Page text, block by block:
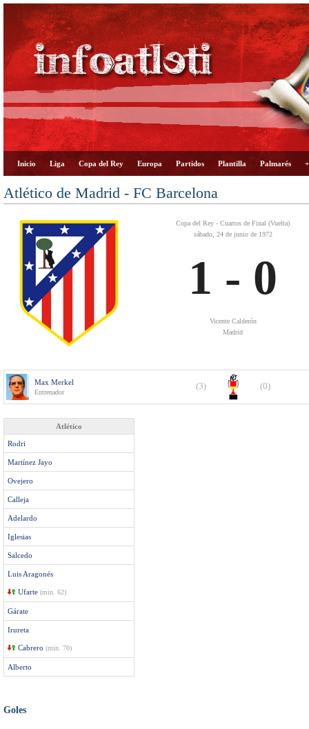
Inicio Liga Copa del Rey Europa Partidos Plantilla Palmarés
Atlético de Madrid - FC Barcelona
Copa del Rey - Cuartos de Final (Vuelta)
sábado, 24 de junio de 1972
1 - 0
Vicente Calderón
Madrid
Max Merkel
Entrenador
(3) (0)
Atlético
Rodri
Martínez Jayo
Ovejero
Calleja
Adelardo
Iglesias
Salcedo
Luis Aragonés
Ufarte (min. 62)
Gárate
Irureta
Cabrero (min. 70)
Alberto
Goles